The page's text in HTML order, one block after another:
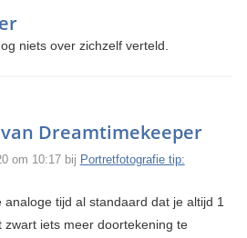
niets over zichzelf verteld.
Dreamtimekeeper
om 10:17 bij Portretfotografie tip:
analoge tijd al standaard dat je altijd 1
iets meer doortekening te